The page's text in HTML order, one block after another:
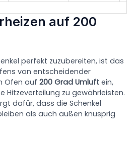
auf 200
perfekt zuzubereiten, ist das
von entscheidender
Ofen auf200 Grad Umluft ein,
Hitzeverteilung zu gewährleisten.
dafür, dass die Schenkel
als auch außen knusprig